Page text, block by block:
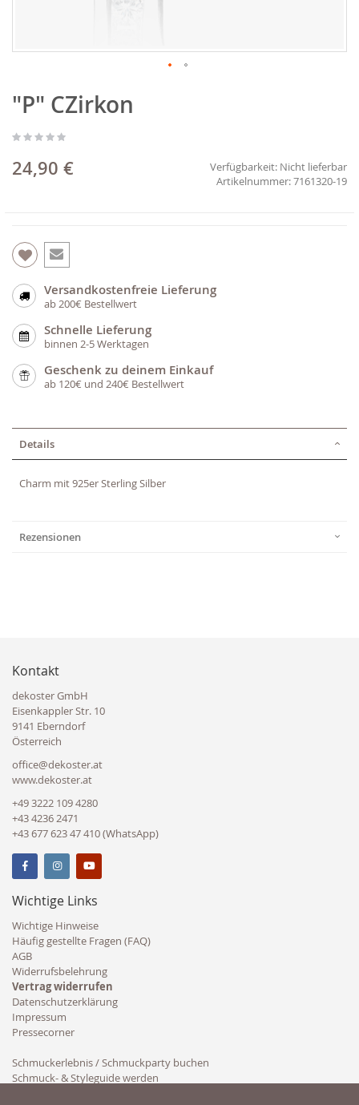
Anfang
der
springen
"P" CZirkon
24,90 € Verfügbarkeit: Nicht lieferbar
7161320-19
Versandkostenfreie Lieferung
ab 200€ Bestellwert
Schnelle Lieferung
binnen 2-5 Werktagen
Geschenk zu deinem Einkauf
ab 120€ und 240€ Bestellwert
Details
Charm mit 925er Sterling Silber
Rezensionen
Kontakt
dekoster GmbH
Eisenkappler Str. 10
9141 Eberndorf
Österreich
office@dekoster.at
www.dekoster.at
+49 3222 109 4280
+43 4236 2471
+43 677 623 47 410 (WhatsApp)
Wichtige Links
Wichtige Hinweise
Häufig gestellte Fragen (FAQ)
AGB
Widerrufsbelehrung
Vertrag widerrufen
Datenschutzerklärung
Impressum
Pressecorner
Schmuckerlebnis / Schmuckparty buchen
Schmuck- & Styleguide werden